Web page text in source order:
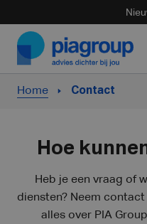
Skip to content
Home Contact
Hoe
Heb je een vraag of
diensten? Neem
alles over PIA